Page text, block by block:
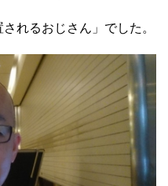
れるおじさん」でした。